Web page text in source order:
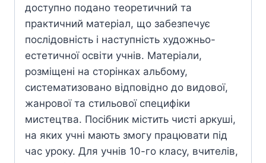
доступно подано теоретичний та
практичний матеріал, що забезпечує
послідовність і наступність художньо-
естетичної освіти учнів. Матеріали,
розміщені на сторінках альбому,
систематизовано відповідно до видової,
жанрової та стильової специфіки
мистецтва. Посібник містить чисті аркуші,
на яких учні мають змогу працювати під
час уроку. Для учнів 10-го класу, вчителів,